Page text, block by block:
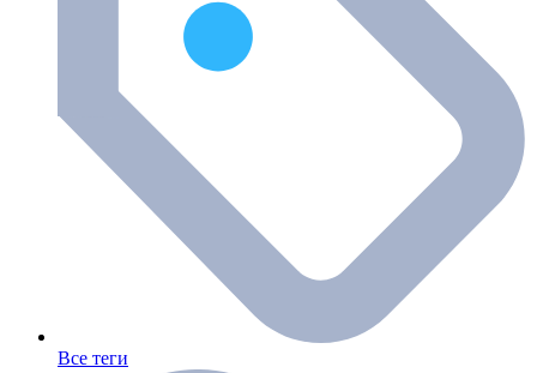
Все теги